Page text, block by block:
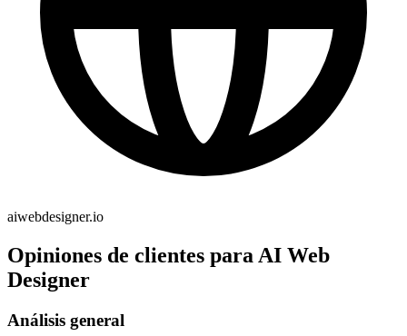
aiwebdesigner.io
Opiniones de clientes para AI Web
Designer
Análisis general